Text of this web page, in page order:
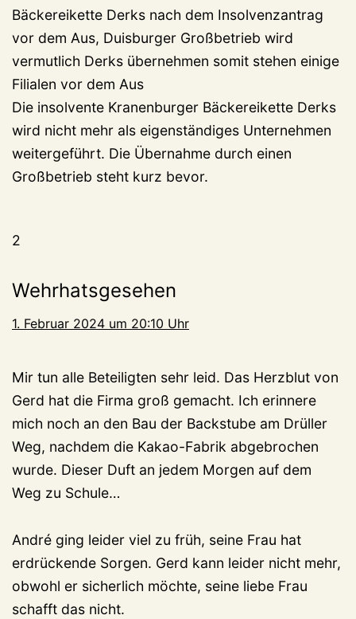
Bäckereikette Derks nach dem Insolvenzantrag
vor dem Aus, Duisburger Großbetrieb wird
vermutlich Derks übernehmen somit stehen einige
Filialen vor dem Aus
Die insolvente Kranenburger Bäckereikette Derks
wird nicht mehr als eigenständiges Unternehmen
weitergeführt. Die Übernahme durch einen
Großbetrieb steht kurz bevor.
2
Wehrhatsgesehen
1. Februar 2024 um 20:10 Uhr
Mir tun alle Beteiligten sehr leid. Das Herzblut von
Gerd hat die Firma groß gemacht. Ich erinnere
mich noch an den Bau der Backstube am Drüller
Weg, nachdem die Kakao-Fabrik abgebrochen
wurde. Dieser Duft an jedem Morgen auf dem
Weg zu Schule…
André ging leider viel zu früh, seine Frau hat
erdrückende Sorgen. Gerd kann leider nicht mehr,
obwohl er sicherlich möchte, seine liebe Frau
schafft das nicht.